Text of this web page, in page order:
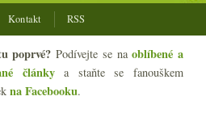
Kontakt RSS
poprvé? Podívejte se naoblíbené a
článkya staňte se fanouškem
na Facebooku.